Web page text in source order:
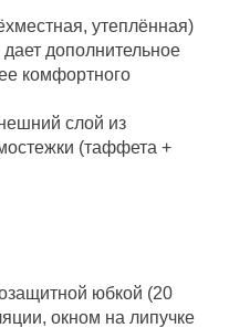
утеплённая)
дополнительное
комфортного
слой из
(таффета +
юбкой (20
окном на липучке